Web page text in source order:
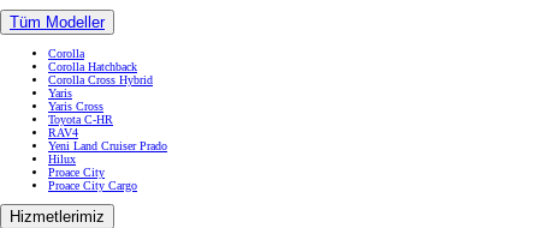
Tüm Modeller
Corolla
Corolla Hatchback
Corolla Cross Hybrid
Yaris
Yaris Cross
Toyota C-HR
RAV4
Yeni Land Cruiser Prado
Hilux
Proace City
Proace City Cargo
Hizmetlerimiz